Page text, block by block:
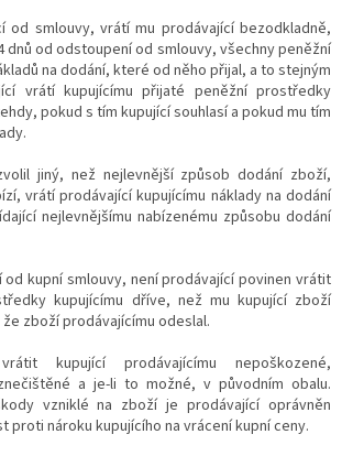
od smlouvy, vrátí mu prodávající bezodkladně,
dnů od odstoupení od smlouvy, všechny peněžní
na dodání, které od něho přijal, a to stejným
vrátí kupujícímu přijaté peněžní prostředky
pokud s tím kupující souhlasí a pokud mu tím
jiný, než nejlevnější způsob dodání zboží,
vrátí prodávající kupujícímu náklady na dodání
nejlevnějšímu nabízenému způsobu dodání
od kupní smlouvy, není prodávající povinen vrátit
kupujícímu dříve, než mu kupující zboží
zboží prodávajícímu odeslal.
kupující prodávajícímu nepoškozené,
a je-li to možné, v původním obalu.
vzniklé na zboží je prodávající oprávněn
proti nároku kupujícího na vrácení kupní ceny.